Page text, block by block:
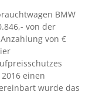
BMW
von der
von €
einen
wurde das